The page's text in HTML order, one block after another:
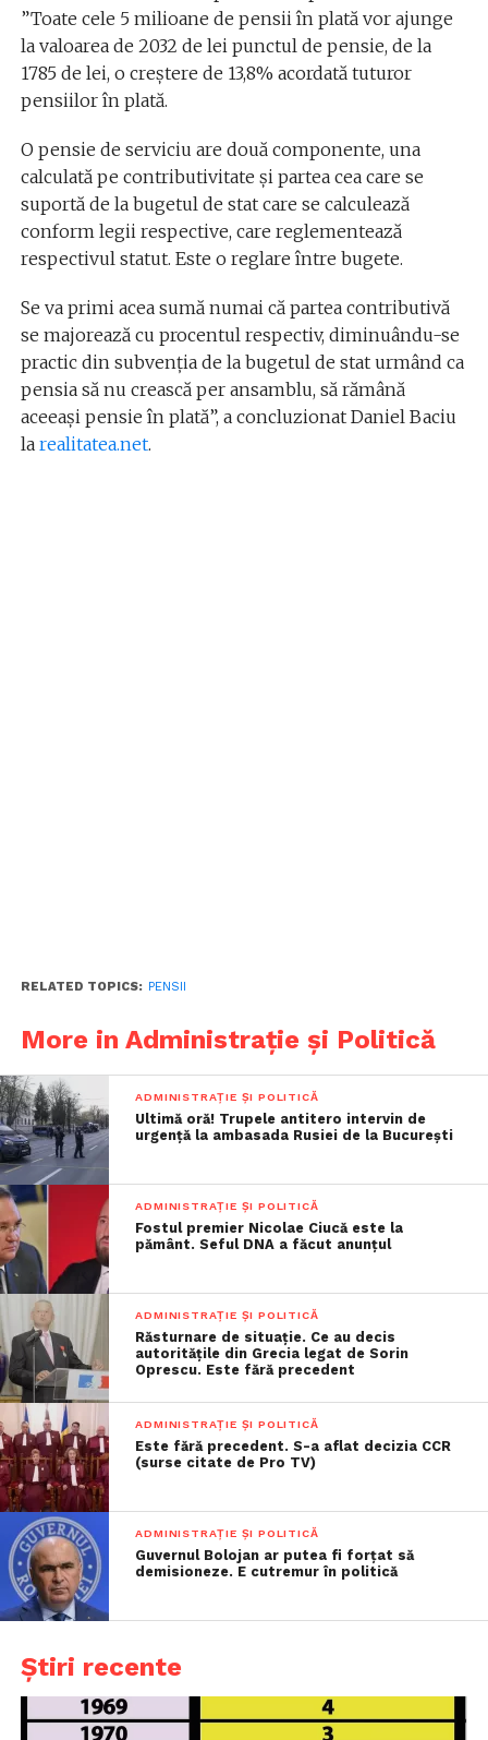
”Toate cele 5 milioane de pensii în plată vor ajunge
la valoarea de 2032 de lei punctul de pensie, de la
1785 de lei, o creștere de 13,8% acordată tuturor
pensiilor în plată.
O pensie de serviciu are două componente, una
calculată pe contributivitate și partea cea care se
suportă de la bugetul de stat care se calculează
conform legii respective, care reglementează
respectivul statut. Este o reglare între bugete.
Se va primi acea sumă numai că partea contributivă
se majorează cu procentul respectiv, diminuându-se
practic din subvenția de la bugetul de stat urmând ca
pensia să nu crească per ansamblu, să rămână
aceeași pensie în plată”, a concluzionat Daniel Baciu
la realitatea.net.
RELATED TOPICS: PENSII
More in Administrație și Politică
ADMINISTRAȚIE ȘI POLITICĂ
Ultimă oră! Trupele antitero intervin de
urgență la ambasada Rusiei de la București
ADMINISTRAȚIE ȘI POLITICĂ
Fostul premier Nicolae Ciucă este la
pământ. Seful DNA a făcut anunțul
ADMINISTRAȚIE ȘI POLITICĂ
Răsturnare de situație. Ce au decis
autoritățile din Grecia legat de Sorin
Oprescu. Este fără precedent
ADMINISTRAȚIE ȘI POLITICĂ
Este fără precedent. S-a aflat decizia CCR
(surse citate de Pro TV)
ADMINISTRAȚIE ȘI POLITICĂ
Guvernul Bolojan ar putea fi forțat să
demisioneze. E cutremur în politică
Știri recente